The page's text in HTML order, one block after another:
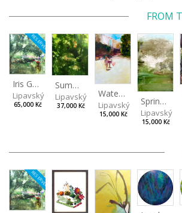
FROM
RESERVED
Iris Garden
Lipavský Matěj
65,000 Kč
Summer Evening
Lipavský Matěj
37,000 Kč
Watering Fountain (Above Stromovka)
Lipavský Matěj
15,000 Kč
Spring (Cold Spring)
Lipavský
15,000 Kč
RESERVED